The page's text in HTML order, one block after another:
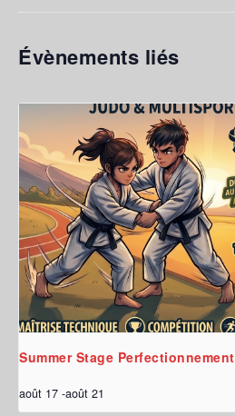
Évènements liés
Summer Stage Perfectionnement
août 17 -août 21